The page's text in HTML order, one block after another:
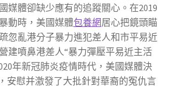
媒體卻缺少應有的追蹤關心。在2019
動時，美國媒體包養網居心把鏡頭瞄
忽亂港分子暴力進犯差人和市平易近
建噴鼻港差人“暴力彈壓平易近主活
年新冠肺炎疫情時代，美國媒體決
安慰并激發了大批針對華裔的冤仇言